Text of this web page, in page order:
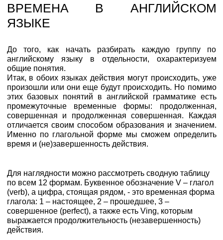
ВРЕМЕНА В АНГЛИЙСКОМ
ЯЗЫКЕ
До того, как начать разбирать каждую группу по
английскому языку в отдельности, охарактеризуем
общие понятия.
Итак, в обоих языках действия могут происходить, уже
произошли или они еще будут происходить. Но помимо
этих базовых понятий в английской грамматике есть
промежуточные временные формы: продолженная,
совершенная и продолженная совершенная. Каждая
отличается своим способом образования и значением.
Именно по глагольной форме мы сможем определить
время и (не)завершенность действия.
Для наглядности можно рассмотреть сводную таблицу
по всем 12 формам. Буквенное обозначение V – глагол
(verb), а цифра, стоящая рядом, - это временная форма
глагола: 1 – настоящее, 2 – прошедшее, 3 –
совершенное (perfect), а также есть Ving, которым
выражается продолжительность (незавершенность)
действия.